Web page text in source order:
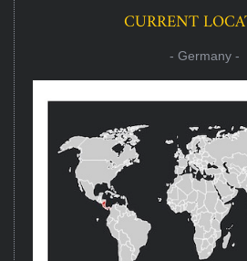
CURRENT
- Germany -